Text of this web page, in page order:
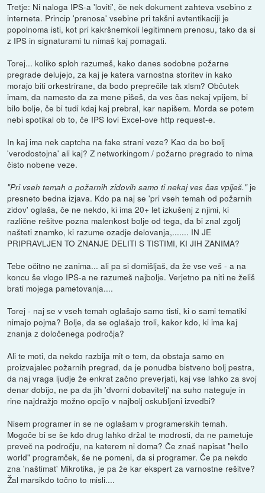
Tretje: Ni naloga IPS-a 'loviti', če nek dokument zahteva vsebino z
interneta. Princip 'prenosa' vsebine pri takšni avtentikaciji je
popolnoma isti, kot pri kakršnemkoli legitimnem prenosu, tako da si
z IPS in signaturami tu nimaš kaj pomagati.
Torej... koliko sploh razumeš, kako danes sodobne požarne
pregrade delujejo, za kaj je katera varnostna storitev in kako
morajo biti orkestrirane, da bodo preprečile tak xlsm? Občutek
imam, da namesto da za mene pišeš, da ves čas nekaj vpijem, bi
bilo bolje, če bi tudi kdaj kaj prebral, kar napišem. Morda se potem
nebi spotikal ob to, če IPS lovi Excel-ove http request-e.
In kaj ima nek captcha na fake strani veze? Kao da bo bolj
'verodostojna' ali kaj? Z networkingom / požarno pregrado to nima
čisto nobene veze.
"Pri vseh temah o požarnih zidovih samo ti nekaj ves čas vpiješ."je
presneto bedna izjava. Kdo pa naj se 'pri vseh temah od požarnih
zidov' oglaša, če ne nekdo, ki ima 20+ let izkušenj z njimi, ki
različne rešitve pozna malenkost bolje od tega, da bi znal zgolj
našteti znamko, ki razume ozadje delovanja,....... IN JE
PRIPRAVLJEN TO ZNANJE DELITI S TISTIMI, KI JIH ZANIMA?
Tebe očitno ne zanima... ali pa si domišljaš, da že vse veš - a na
koncu še vlogo IPS-a ne razumeš najbolje. Verjetno pa niti ne želiš
brati mojega pametovanja....
Torej - naj se v vseh temah oglašajo samo tisti, ki o sami tematiki
nimajo pojma? Bolje, da se oglašajo troli, kakor kdo, ki ima kaj
znanja z določenega področja?
Ali te moti, da nekdo razbija mit o tem, da obstaja samo en
proizvajalec požarnih pregrad, da je ponudba bistveno bolj pestra,
da naj vraga ljudje že enkrat začno preverjati, kaj vse lahko za svoj
denar dobijo, ne pa da jih 'dvorni dobavitelj' na suho nateguje in
rine najdražjo možno opcijo v najbolj oskubljeni izvedbi?
Nisem programer in se ne oglašam v programerskih temah.
Mogoče bi se še kdo drug lahko držal te modrosti, da ne pametuje
preveč na področju, na katerem ni doma? Če znaš napisat "hello
world" programček, še ne pomeni, da si programer. Če pa nekdo
zna 'naštimat' Mikrotika, je pa že kar ekspert za varnostne rešitve?
Žal marsikdo točno to misli....